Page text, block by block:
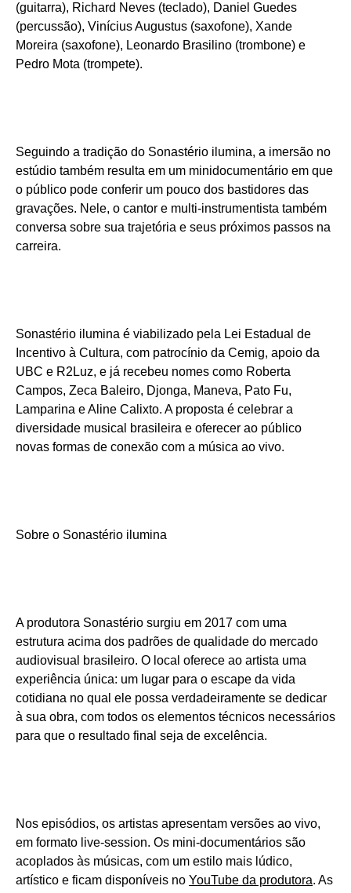
(guitarra), Richard Neves (teclado), Daniel Guedes
(percussão), Vinícius Augustus (saxofone), Xande
Moreira (saxofone), Leonardo Brasilino (trombone) e
Pedro Mota (trompete).
Seguindo a tradição do Sonastério ilumina, a imersão no
estúdio também resulta em um minidocumentário em que
o público pode conferir um pouco dos bastidores das
gravações. Nele, o cantor e multi-instrumentista também
conversa sobre sua trajetória e seus próximos passos na
carreira.
Sonastério ilumina é viabilizado pela Lei Estadual de
Incentivo à Cultura, com patrocínio da Cemig, apoio da
UBC e R2Luz, e já recebeu nomes como Roberta
Campos, Zeca Baleiro, Djonga, Maneva, Pato Fu,
Lamparina e Aline Calixto. A proposta é celebrar a
diversidade musical brasileira e oferecer ao público
novas formas de conexão com a música ao vivo.
Sobre o Sonastério ilumina
A produtora Sonastério surgiu em 2017 com uma
estrutura acima dos padrões de qualidade do mercado
audiovisual brasileiro. O local oferece ao artista uma
experiência única: um lugar para o escape da vida
cotidiana no qual ele possa verdadeiramente se dedicar
à sua obra, com todos os elementos técnicos necessários
para que o resultado final seja de excelência.
Nos episódios, os artistas apresentam versões ao vivo,
em formato live-session. Os mini-documentários são
acoplados às músicas, com um estilo mais lúdico,
artístico e ficam disponíveis no YouTube da produtora. As